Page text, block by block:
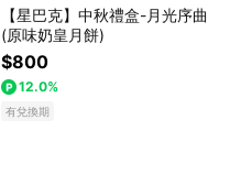
【星巴克】中秋禮盒-月光序曲
(原味奶皇月餅)
$800
12.0%
有兌換期